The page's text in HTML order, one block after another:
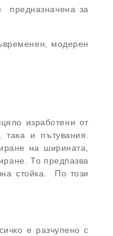
предназначена за
модерен
изработени от
и пътувания.
на ширината,
То предпазва
стойка. По този
е разчупено с